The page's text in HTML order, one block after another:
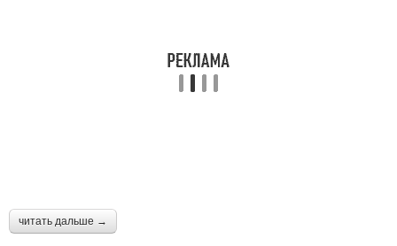
читать дальше →